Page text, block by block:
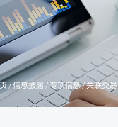
/ 信息披露 / 专项信息 / 关联交易